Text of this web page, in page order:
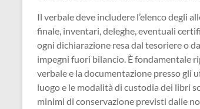
Il verbale deve includere l’elenco degli
finale, inventari, deleghe, eventuali
ogni dichiarazione resa dal tesoriere o
impegni fuori bilancio. È fondamentale
verbale e la documentazione presso gli
luogo e le modalità di custodia dei libri
minimi di conservazione previsti dalle